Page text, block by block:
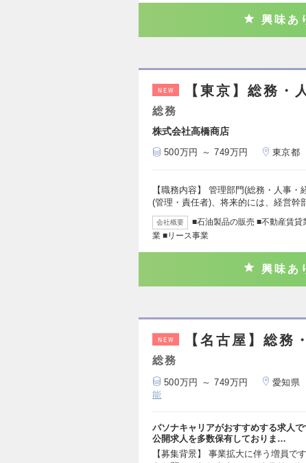
興味あ
NEW 【東京】総務・
総務
株式会社高橋商店
500万円 ～ 749万円 東京都
【職務内容】 管理部門(総務・人事
(管理・責任者)、将来的には、経営幹
会社概要
■石油製品の販売 ■不動産賃
業 ■リース事業
興味あ
NEW 【名古屋】総務
総務
500万円 ～ 749万円 愛知県
能
パソナキャリアがおすすめする求人
公開求人を多数保有しておりま…
【募集背景】 事業拡大に伴う増員で